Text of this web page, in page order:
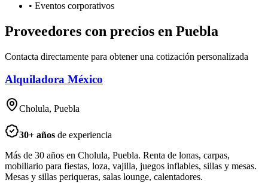
• Eventos corporativos
Proveedores con precios en Puebla
Contacta directamente para obtener una cotización personalizada
Alquiladora México
Cholula, Puebla
30+ años de experiencia
Más de 30 años en Cholula, Puebla. Renta de lonas, carpas,
mobiliario para fiestas, loza, vajilla, juegos inflables, sillas y mesas.
Mesas y sillas periqueras, salas lounge, calentadores.